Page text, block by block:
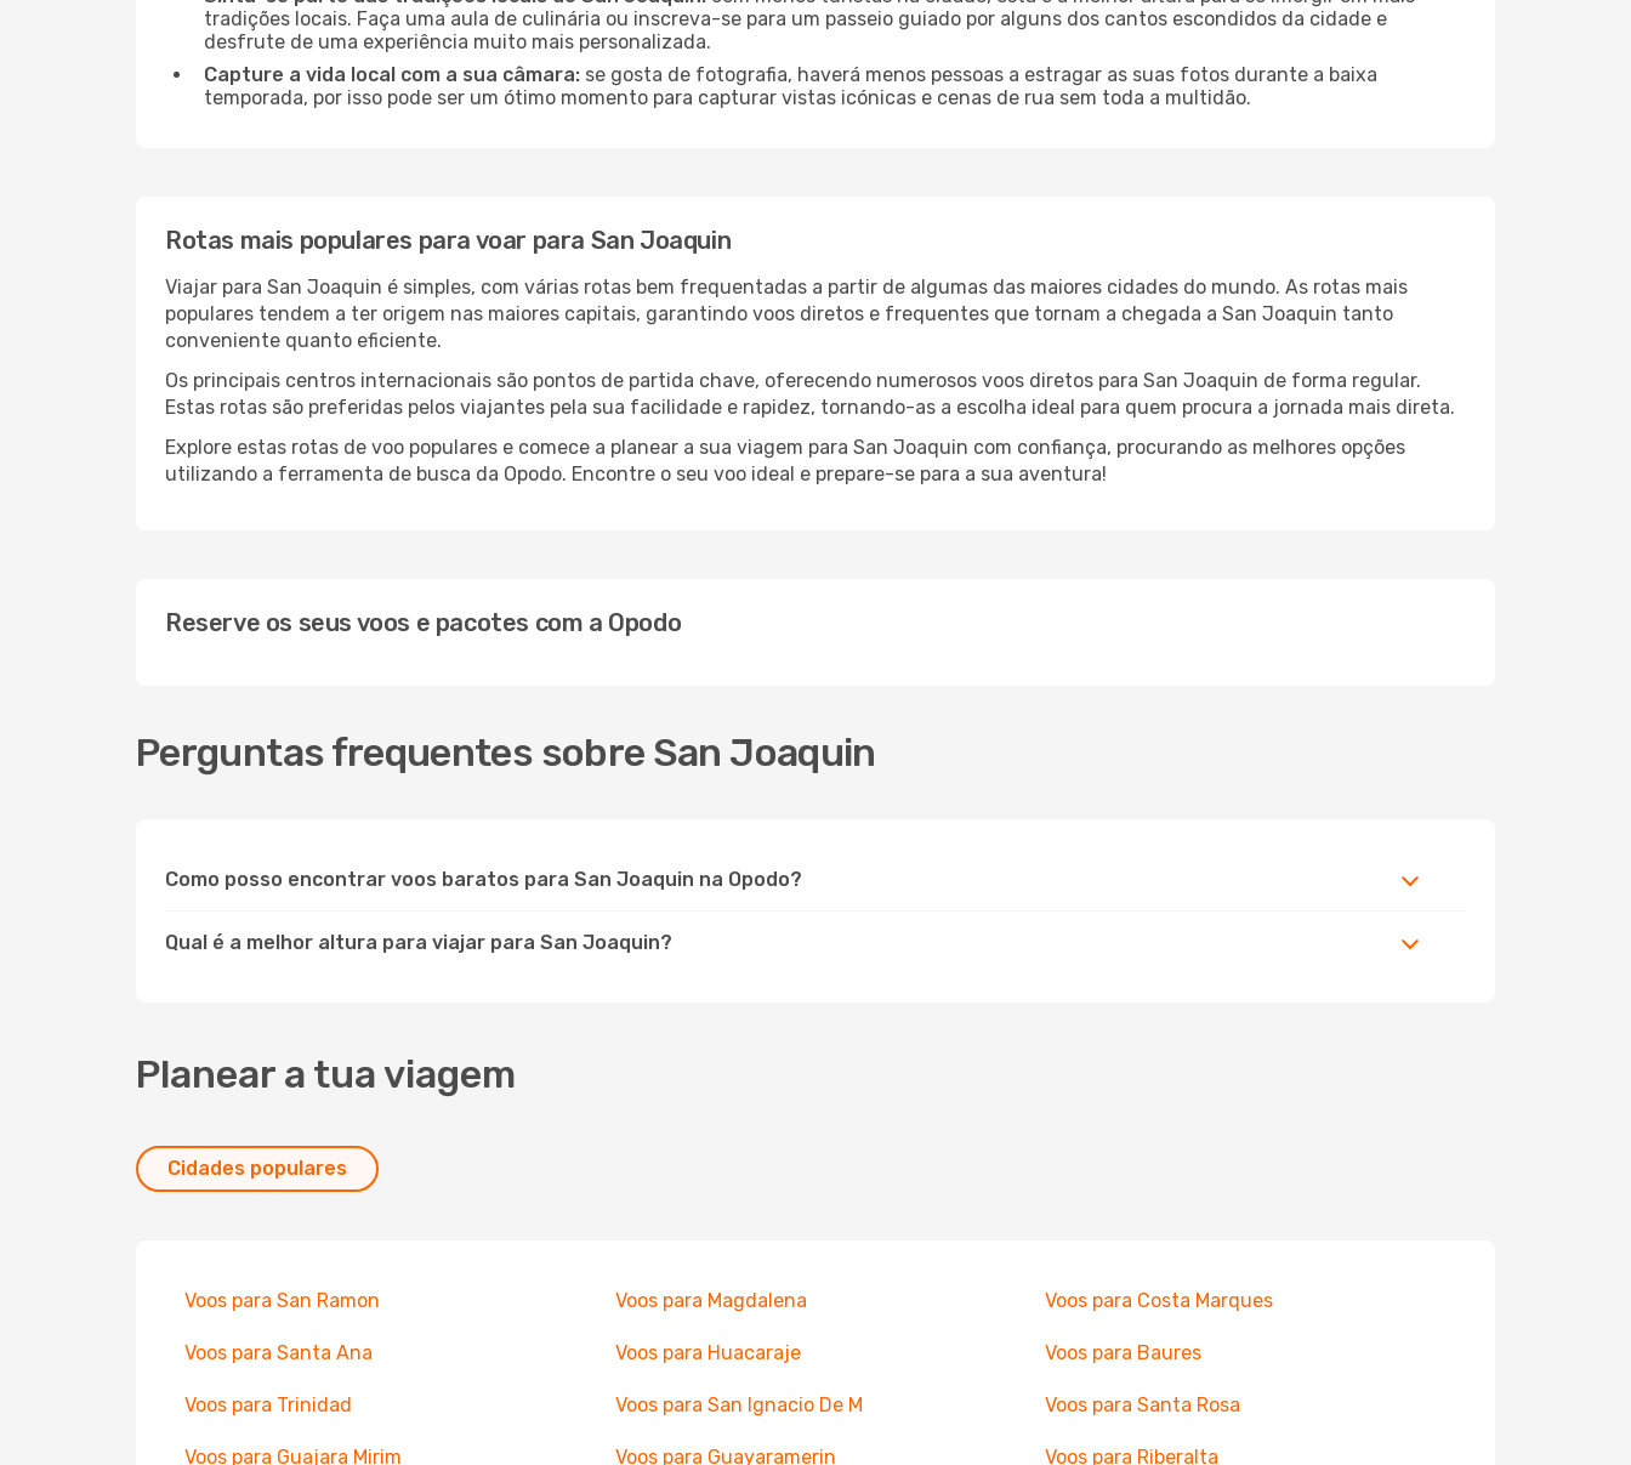
tradições locais. Faça uma aula de culinária ou inscreva-se para um passeio guiado por alguns dos cantos escondidos da cidade e
desfrute de uma experiência muito mais personalizada.
Capture a vida local com a sua câmara: se gosta de fotografia, haverá menos pessoas a estragar as suas fotos durante a baixa
temporada, por isso pode ser um ótimo momento para capturar vistas icónicas e cenas de rua sem toda a multidão.
Rotas mais populares para voar para San Joaquin
Viajar para San Joaquin é simples, com várias rotas bem frequentadas a partir de algumas das maiores cidades do mundo. As rotas mais
populares tendem a ter origem nas maiores capitais, garantindo voos diretos e frequentes que tornam a chegada a San Joaquin tanto
conveniente quanto eficiente.
Os principais centros internacionais são pontos de partida chave, oferecendo numerosos voos diretos para San Joaquin de forma regular.
Estas rotas são preferidas pelos viajantes pela sua facilidade e rapidez, tornando-as a escolha ideal para quem procura a jornada mais direta.
Explore estas rotas de voo populares e comece a planear a sua viagem para San Joaquin com confiança, procurando as melhores opções
utilizando a ferramenta de busca da Opodo. Encontre o seu voo ideal e prepare-se para a sua aventura!
Reserve os seus voos e pacotes com a Opodo
Perguntas frequentes sobre San Joaquin
Como posso encontrar voos baratos para San Joaquin na Opodo?
Qual é a melhor altura para viajar para San Joaquin?
Planear a tua viagem
Cidades populares
Voos para San Ramon Voos para Magdalena Voos para Costa Marques
Voos para Santa Ana Voos para Huacaraje Voos para Baures
Voos para Trinidad Voos para San Ignacio De M Voos para Santa Rosa
Voos para Guajara Mirim Voos para Guayaramerin Voos para Riberalta